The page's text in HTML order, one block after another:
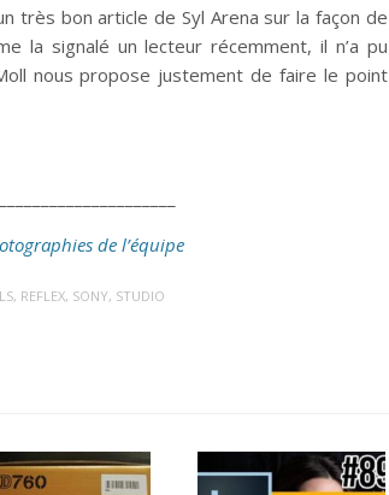
très bon article de Syl Arena sur la façon de
la signalé un lecteur récemment, il n’a pu
nous propose justement de faire le point
de l’équipe
, REFLEX, SONY, STUDIO